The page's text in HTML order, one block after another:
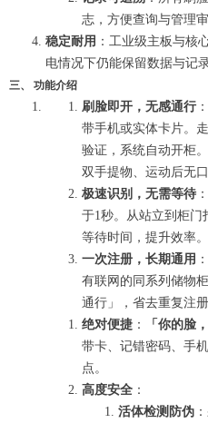
志，方便查询与管理审
稳定耐用 ：工业级主板与核
电情况下仍能保留数据与记录
三、 功能介绍
刷脸即开，无感通行
带手机或实体卡片。
验证，系统自动开柜
双手提物、运动后无口
极速识别，无需等待
于1秒。从站立到柜门
等待时间，提升效率。
一次注册，长期通用
有联网的同系列储物
通行」，省去重复注册
绝对便捷 ： 「你的脸
带卡、记错密码、手
点。
高度安全 ：
活体检测防伪